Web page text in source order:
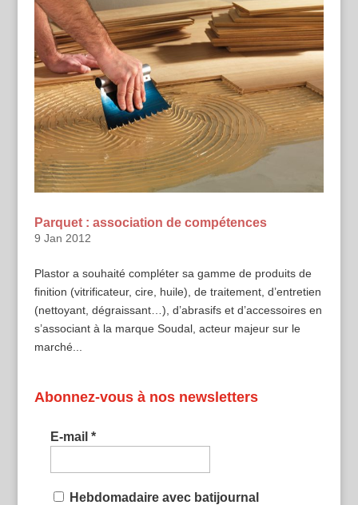
Parquet : association de compétences
9 Jan 2012
Plastor a souhaité compléter sa gamme de produits de
finition (vitrificateur, cire, huile), de traitement, d’entretien
(nettoyant, dégraissant…), d’abrasifs et d’accessoires en
s’associant à la marque Soudal, acteur majeur sur le
marché...
Abonnez-vous à nos newsletters
E-mail *
Hebdomadaire avec batijournal